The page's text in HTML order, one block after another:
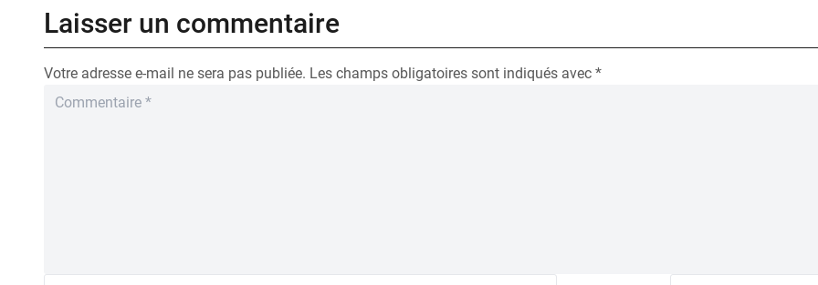
Laisser un commentaire
Votre adresse e-mail ne sera pas publiée. Les champs obligatoires sont indiqués avec *